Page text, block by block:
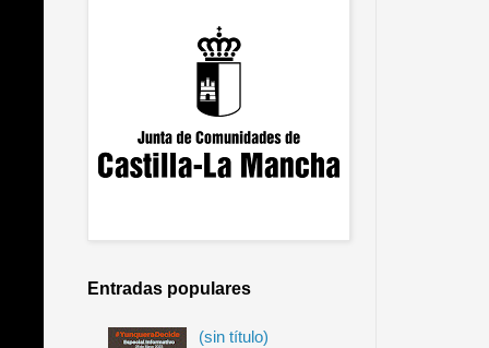
Entradas populares
(sin título)